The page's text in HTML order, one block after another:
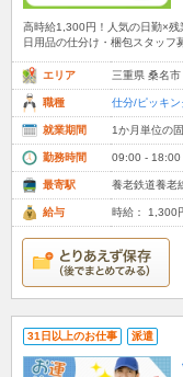
高時給1,300円！人気の日勤×
日用品の仕分け・梱包スタッフ
エリア 三重県 桑名市
職種 仕分/ピッキン
就業期間 1か月単位の
勤務時間 09:00 - 18:00
最寄駅 養老鉄道養老
給与 時給： 1,300
31日以上のお仕事 派遣